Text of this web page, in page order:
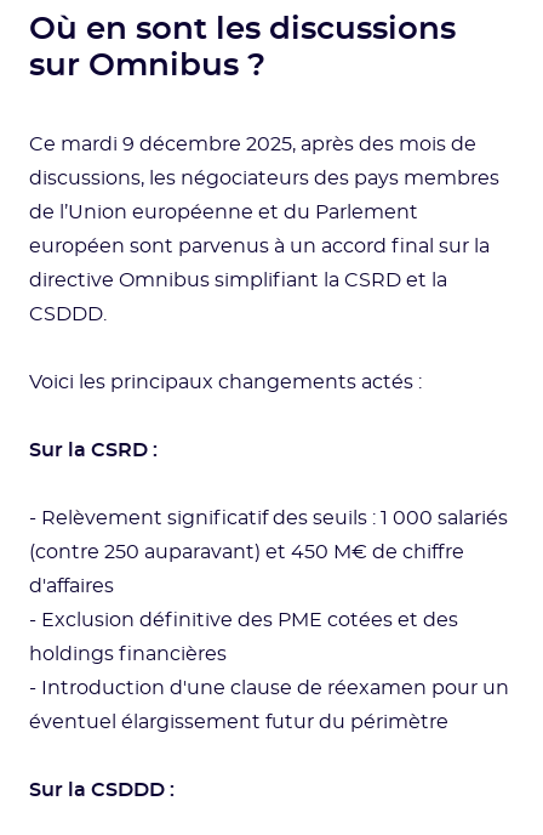
Où en sont les discussions
sur Omnibus ?
Ce mardi 9 décembre 2025, après des mois de
discussions, les négociateurs des pays membres
de l’Union européenne et du Parlement
européen sont parvenus à un accord final sur la
directive Omnibus simplifiant la CSRD et la
CSDDD.
Voici les principaux changements actés :
Sur la CSRD :
- Relèvement significatif des seuils : 1 000 salariés
(contre 250 auparavant) et 450 M€ de chiffre
d'affaires
- Exclusion définitive des PME cotées et des
holdings financières
- Introduction d'une clause de réexamen pour un
éventuel élargissement futur du périmètre
Sur la CSDDD :